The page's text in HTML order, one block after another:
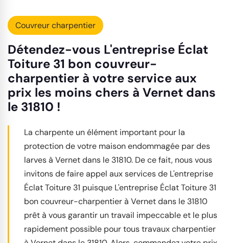
Couvreur charpentier
Détendez-vous L'entreprise Éclat
Toiture 31 bon couvreur-
charpentier à votre service aux
prix les moins chers à Vernet dans
le 31810 !
La charpente un élément important pour la
protection de votre maison endommagée par des
larves à Vernet dans le 31810. De ce fait, nous vous
invitons de faire appel aux services de L'entreprise
Éclat Toiture 31 puisque L'entreprise Éclat Toiture 31
bon couvreur-charpentier à Vernet dans le 31810
prêt à vous garantir un travail impeccable et le plus
rapidement possible pour tous travaux charpentier